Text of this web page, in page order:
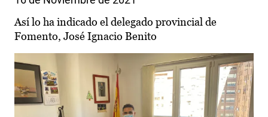
Así lo ha indicado el delegado provincial de
Fomento, José Ignacio Benito